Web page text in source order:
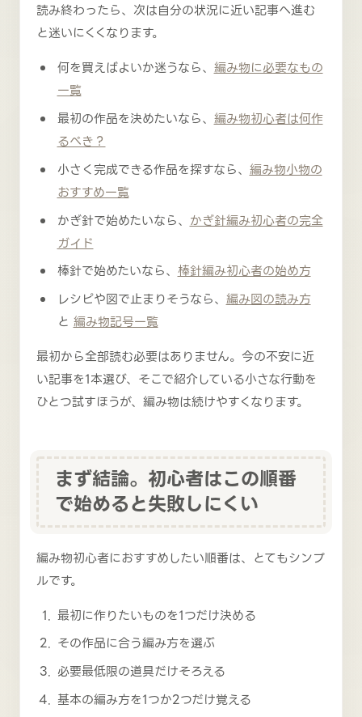
読み終わったら、次は自分の状況に近い記事へ進む
と迷いにくくなります。
何を買えばよいか迷うなら、編み物に必要なもの
一覧
最初の作品を決めたいなら、編み物初心者は何作
るべき？
小さく完成できる作品を探すなら、編み物小物の
おすすめ一覧
かぎ針で始めたいなら、 かぎ針編み初心者の完全
ガイド
棒針で始めたいなら、棒針編み初心者の始め方
レシピや図で止まりそうなら、編み図の読み方
と編み物記号一覧
最初から全部読む必要はありません。今の不安に近
い記事を1本選び、そこで紹介している小さな行動を
ひとつ試すほうが、編み物は続けやすくなります。
まず結論。初心者はこの順番
で始めると失敗しにくい
編み物初心者におすすめしたい順番は、とてもシンプ
ルです。
最初に作りたいものを1つだけ決める
その作品に合う編み方を選ぶ
必要最低限の道具だけそろえる
基本の編み方を1つか2つだけ覚える